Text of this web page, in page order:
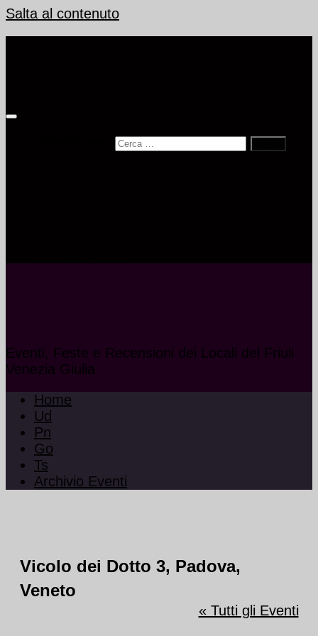
Salta al contenuto
Eventi, Feste e Recensioni dei Locali del Friuli
Venezia Giulia
Home
Ud
Pn
Go
Ts
Archivio Eventi
Vicolo dei Dotto 3, Padova,
Veneto
« Tutti gli Eventi